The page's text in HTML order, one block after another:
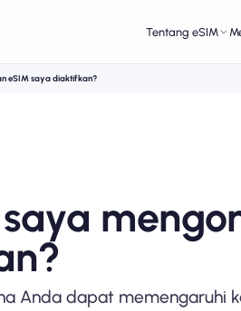
Tentang eSIM
eSIM saya diaktifkan?
Anda dapat memengaruhi